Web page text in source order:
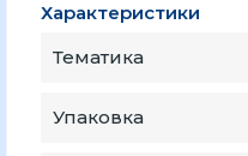
Характеристики
Тематика
Упаковка